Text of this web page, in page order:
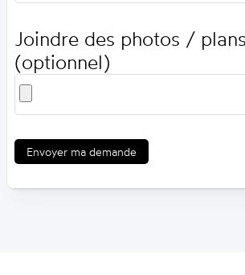
Joindre des photos / plans
(optionnel)
Envoyer ma demande